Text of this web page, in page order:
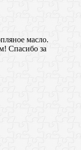
масло.
Спасибо за